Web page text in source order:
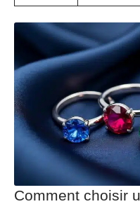
Comment choisir